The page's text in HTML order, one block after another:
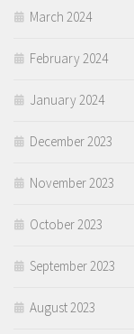
March 2024
February 2024
January 2024
December 2023
November 2023
October 2023
September 2023
August 2023